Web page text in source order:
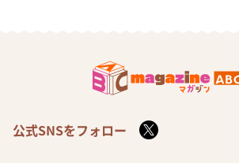
公式SNSをフォロー